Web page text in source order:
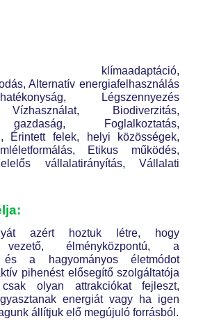
klímaadaptáció,
Alternatív energiafelhasználás
Légszennyezés
Biodiverzitás,
Foglalkoztatás,
Érintett felek, helyi közösségek,
Etikus működés,
vállalatirányítás, Vállalati
azért hoztuk létre, hogy
vezető, élményközpontú, a
és a hagyományos életmódot
pihenést elősegítő szolgáltatója
olyan attrakciókat fejleszt,
energiát vagy ha igen
állítjuk elő megújuló forrásból.